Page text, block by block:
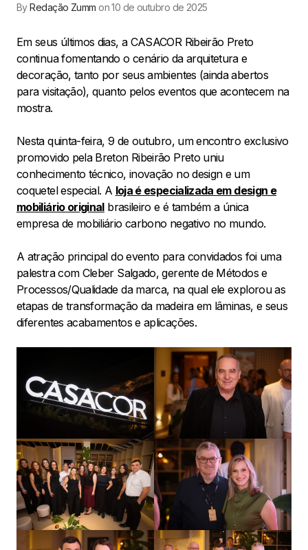
ByRedação Zumm on 10 de outubro de 2025
Em seus últimos dias, a CASACOR Ribeirão Preto
continua fomentando o cenário da arquitetura e
decoração, tanto por seus ambientes (ainda abertos
para visitação), quanto pelos eventos que acontecem na
mostra.
Nesta quinta-feira, 9 de outubro, um encontro exclusivo
promovido pela Breton Ribeirão Preto uniu
conhecimento técnico, inovação no design e um
coquetel especial. A loja é especializada em design e
mobiliário originalbrasileiro e é também a única
empresa de mobiliário carbono negativo no mundo.
A atração principal do evento para convidados foi uma
palestra com Cleber Salgado, gerente de Métodos e
Processos/Qualidade da marca, na qual ele explorou as
etapas de transformação da madeira em lâminas, e seus
diferentes acabamentos e aplicações.